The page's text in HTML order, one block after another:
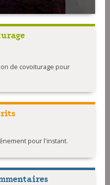
de covoiturage pour
pour l'instant.